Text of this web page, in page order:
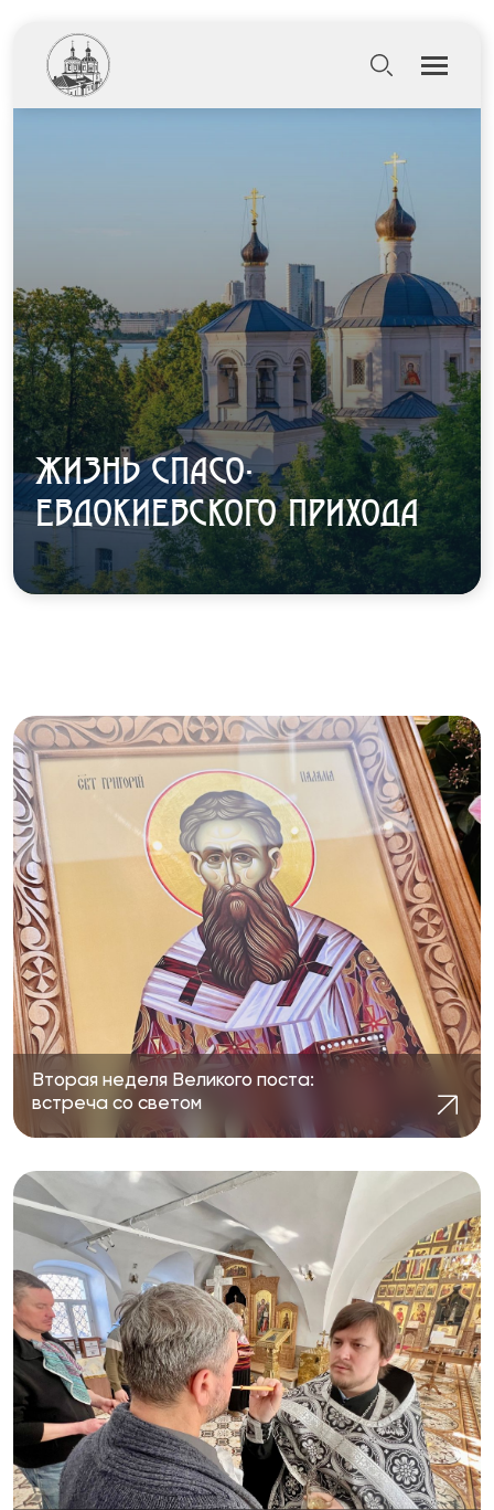
ЖИЗНЬ СПАСО-
ЕВДОКИЕВСКОГО ПРИХОДА
Вторая неделя Великого поста:
встреча со светом